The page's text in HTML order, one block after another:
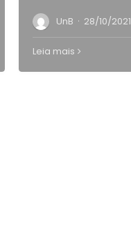
UnB · 28/10/2021
Leia mais